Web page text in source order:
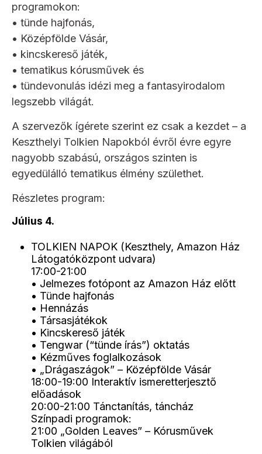
programokon:
• tünde hajfonás,
• Középfölde Vásár,
• kincskereső játék,
• tematikus kórusművek és
• tündevonulás idézi meg a fantasyirodalom
legszebb világát.
A szervezők ígérete szerint ez csak a kezdet – a
Keszthelyi Tolkien Napokból évről évre egyre
nagyobb szabású, országos szinten is
egyedülálló tematikus élmény születhet.
Részletes program:
Július 4.
TOLKIEN NAPOK (Keszthely, Amazon Ház
Látogatóközpont udvara)
17:00-21:00
• Jelmezes fotópont az Amazon Ház előtt
• Tünde hajfonás
• Hennázás
• Társasjátékok
• Kincskereső játék
• Tengwar (“tünde írás”) oktatás
• Kézműves foglalkozások
• „Drágaszágok” – Középfölde Vásár
18:00-19:00 Interaktív ismeretterjesztő
előadások
20:00-21:00 Tánctanítás, táncház
Színpadi programok:
21:00 „Golden Leaves” – Kórusművek
Tolkien világából